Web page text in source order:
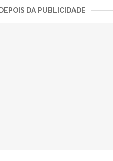
DA PUBLICIDADE